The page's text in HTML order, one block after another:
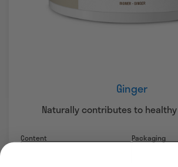
Ginger
Naturally contributes to
Content Packaging